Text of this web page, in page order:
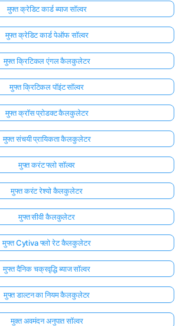
मुफ्त क्रेडिट कार्ड ब्याज सॉल्वर
मुफ्त क्रेडिट कार्ड पेऑफ सॉल्वर
मुफ्त क्रिटिकल एंगल कैलकुलेटर
मुफ्त क्रिटिकल पॉइंट सॉल्वर
मुफ्त क्रॉस प्रोडक्ट कैलकुलेटर
मुफ्त संचयी प्रायिकता कैलकुलेटर
मुफ्त करंट फ्लो सॉल्वर
मुफ्त करंट रेश्यो कैलकुलेटर
मुफ्त सीवी कैलकुलेटर
मुफ्त Cytiva फ्लो रेट कैलकुलेटर
मुफ्त दैनिक चक्रवृद्धि ब्याज सॉल्वर
मुफ्त डाल्टन का नियम कैलकुलेटर
मुक्त अवमंदन अनुपात सॉल्वर